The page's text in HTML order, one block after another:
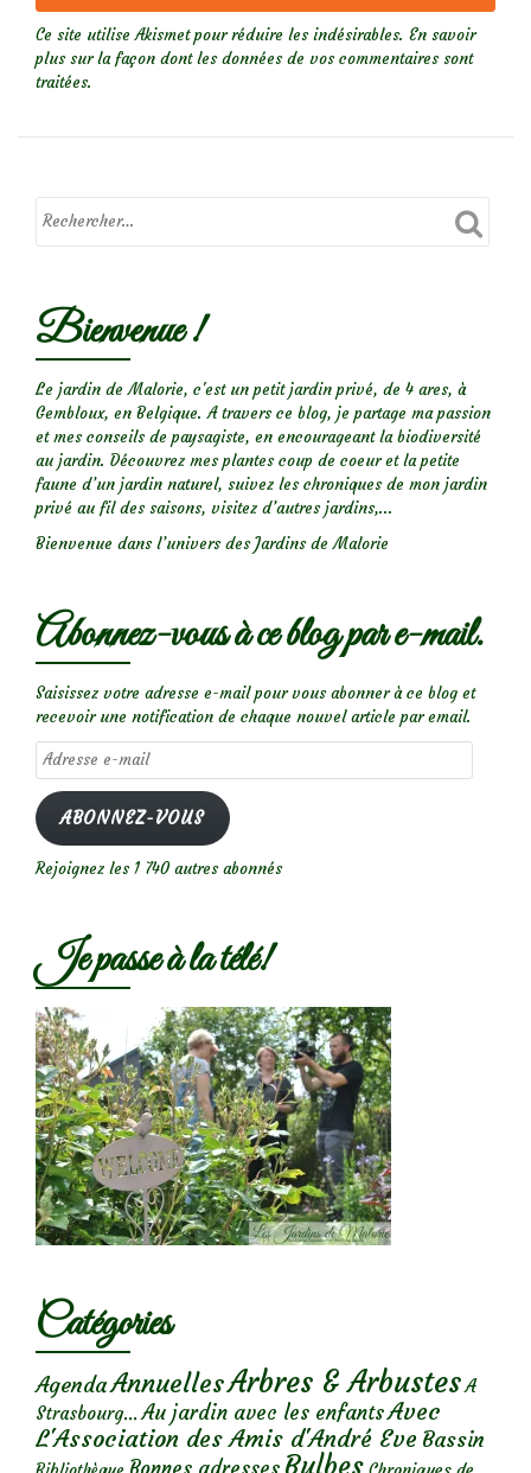
Ce site utilise Akismet pour réduire les indésirables. En savoir
plus sur la façon dont les données de vos commentaires sont
traitées.
Bienvenue !
Le jardin de Malorie, c'est un petit jardin privé, de 4 ares, à
Gembloux, en Belgique. A travers ce blog, je partage ma passion
et mes conseils de paysagiste, en encourageant la biodiversité
au jardin. Découvrez mes plantes coup de coeur et la petite
faune d’un jardin naturel, suivez les chroniques de mon jardin
privé au fil des saisons, visitez d’autres jardins,...
Bienvenue dans l’univers des Jardins de Malorie
Abonnez-vous à ce blog par e-mail.
Saisissez votre adresse e-mail pour vous abonner à ce blog et
recevoir une notification de chaque nouvel article par email.
Adresse
e-
mail
ABONNEZ-VOUS
Rejoignez les 1 740 autres abonnés
Je passe à la télé!
Catégories
AgendaAnnuellesArbres & Arbustes A
Strasbourg... Au jardin avec les enfantsAvec
L'Association des Amis d'André Eve Bassin
Bulbes